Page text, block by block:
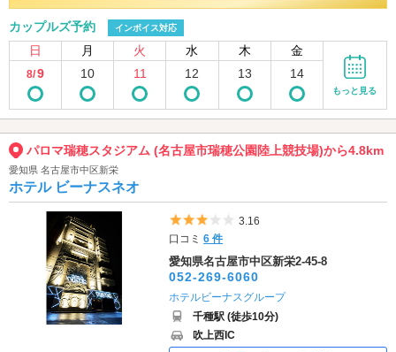
カップルズ予約 インボイス対応
日 月 火 水 木 金
8/9 10 11 12 13 14
もっと見る
パロマ瑞穂スタジアム (名古屋市瑞穂公園陸上競技場)から4.8km
愛知県 名古屋市中区新栄
ホテル ビーナスネオ
5つ星のうち3
3.16
口コミ6 件
愛知県名古屋市中区新栄2-45-8
052-269-6060
ホテルビーナスグループ
千種駅 (徒歩10分)
吹上西IC